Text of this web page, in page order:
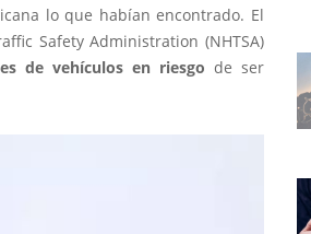
lo que habían encontrado. El
Safety Administration (NHTSA)
de vehículos en riesgo de ser